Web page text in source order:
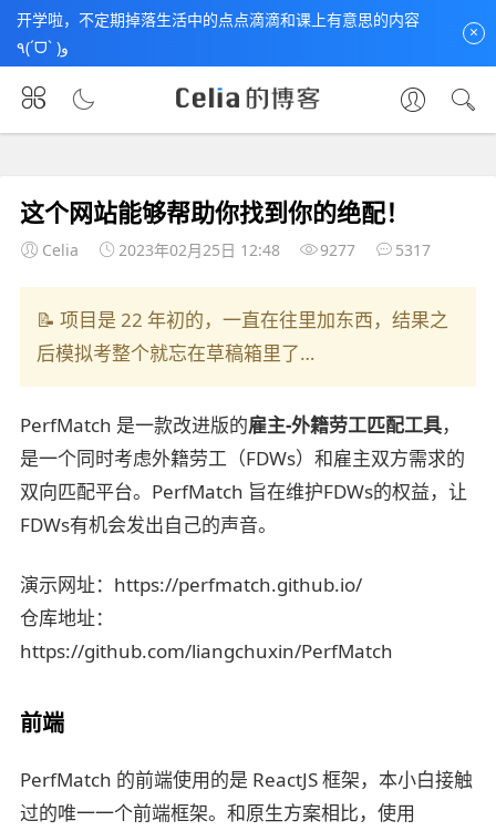
开学啦，不定期掉落生活中的点点滴滴和课上有意思的内容
٩(ˊᗜˋ )و
×
首页 未分类 文章正文
这个网站能够帮助你找到你的绝配！
Celia 2023年02月25日 12:48 9277 5317
📝 项目是 22 年初的，一直在往里加东西，结果之
后模拟考整个就忘在草稿箱里了…
PerfMatch 是一款改进版的雇主-外籍劳工匹配工具，
是一个同时考虑外籍劳工（FDWs）和雇主双方需求的
双向匹配平台。PerfMatch 旨在维护FDWs的权益，让
FDWs有机会发出自己的声音。
演示网址：https://perfmatch.github.io/
仓库地址：
https://github.com/liangchuxin/PerfMatch
前端
PerfMatch 的前端使用的是 ReactJS 框架，本小白接触
过的唯一一个前端框架。和原生方案相比，使用